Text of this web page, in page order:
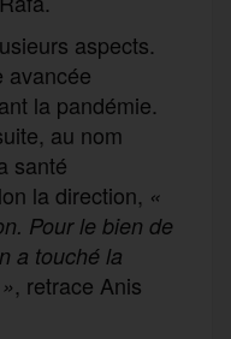
aspects.
avancée
la pandémie.
au nom
santé
la direction, «
Pour le bien de
a touché la
», retrace Anis